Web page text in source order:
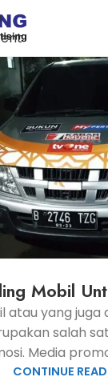
Mobil
atau yang juga
salah
Media
CONTINUE